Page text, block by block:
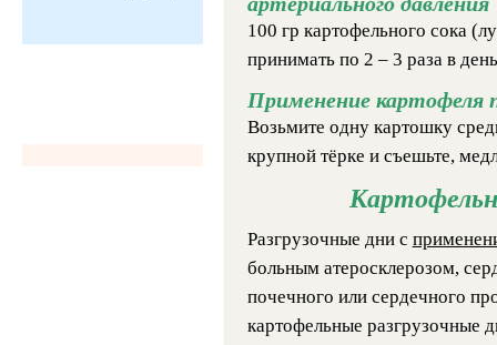
100 гр картофельного сока
принимать по 2 – 3 раза в
Применение картофеля
Возьмите одну картошку
крупной тёрке и съешьте,
Разгрузочные дни с
больным атеросклерозом,
почечного или сердечного
картофельные разгрузочные